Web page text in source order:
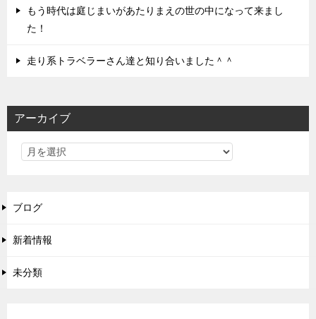
もう時代は庭じまいがあたりまえの世の中になって来まし
た！
走り系トラベラーさん達と知り合いました＾＾
アーカイブ
ブログ
新着情報
未分類